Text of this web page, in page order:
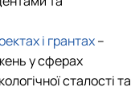
і грантах–
у сферах
сталості та